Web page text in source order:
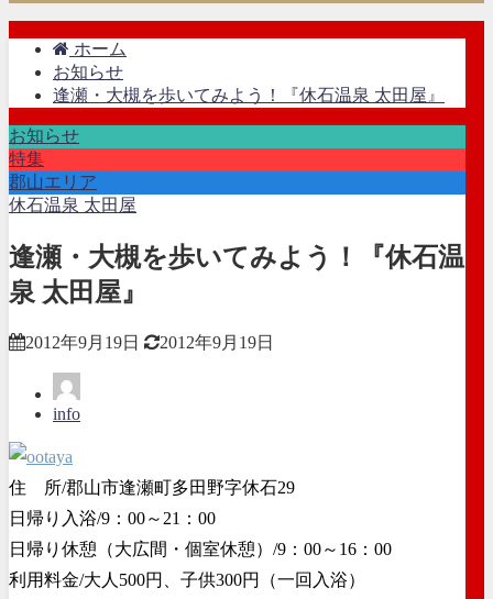
ホーム
お知らせ
逢瀬・大槻を歩いてみよう！『休石温泉 太田屋』
お知らせ
特集
郡山エリア
休石温泉 太田屋
逢瀬・大槻を歩いてみよう！『休石温
泉 太田屋』
2012年9月19日 2012年9月19日
info
住 所/郡山市逢瀬町多田野字休石29
日帰り入浴/9：00～21：00
日帰り休憩（大広間・個室休憩）/9：00～16：00
利用料金/大人500円、子供300円（一回入浴）